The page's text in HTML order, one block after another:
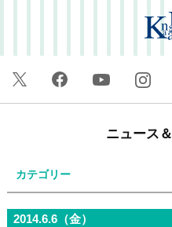
ニュース
カテゴリー
2014.6.6（金）